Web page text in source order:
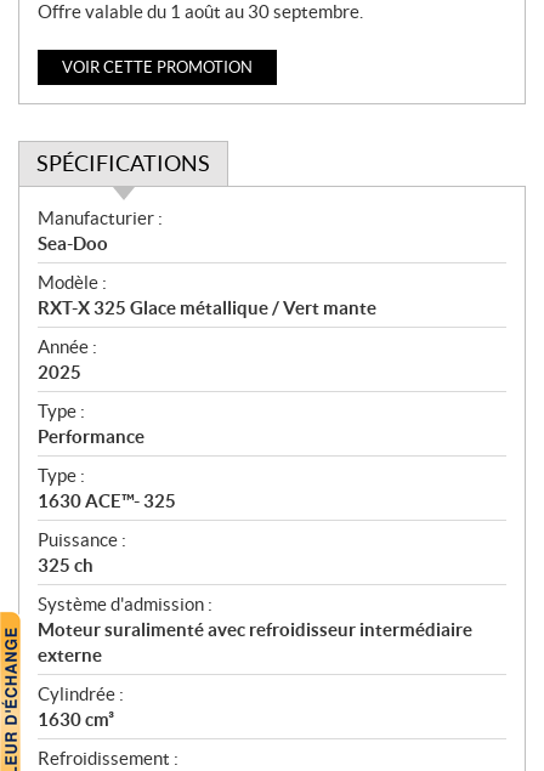
Offre valable du 1 août au 30 septembre.
VOIR CETTE PROMOTION
SPÉCIFICATIONS
S
p
é
c
i
f
i
c
a
t
i
o
n
s
Manufacturier :
Sea-Doo
Modèle :
RXT-X 325 Glace métallique / Vert mante
Année :
2025
Type :
Performance
Type :
1630 ACE™- 325
Puissance :
325 ch
Système d'admission :
Moteur suralimenté avec refroidisseur intermédiaire
externe
Cylindrée :
1630 cm³
Refroidissement :